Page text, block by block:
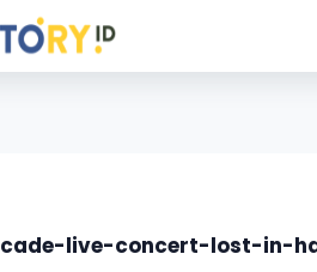
live-concert-lost-in-